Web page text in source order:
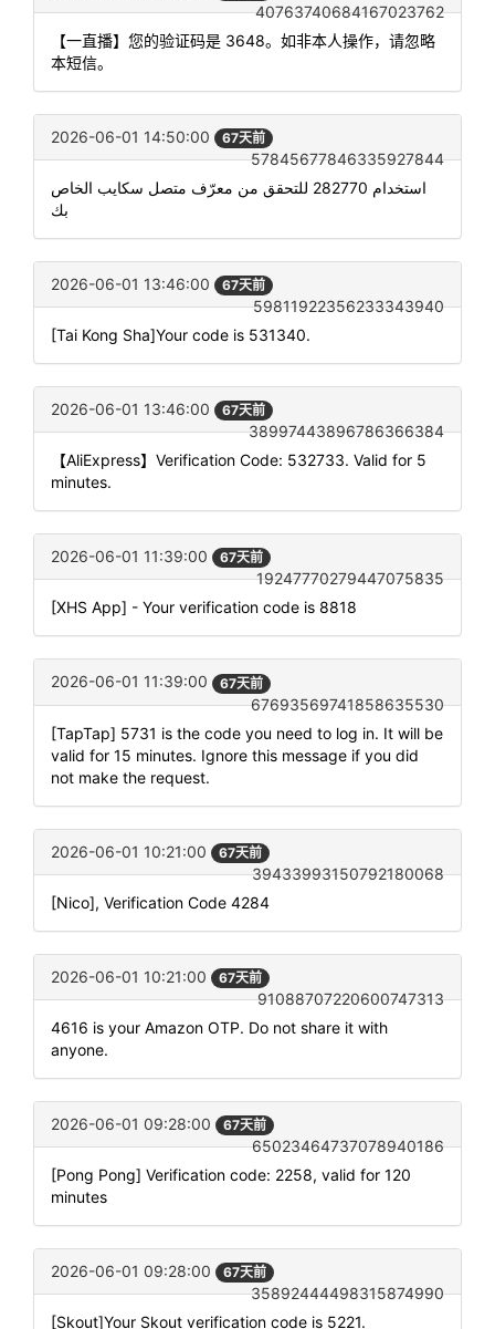
40763740684167023762
【一直播】您的验证码是 3648。如非本人操作，请忽略
本短信。
2026-06-01 14:50:00 67天前
57845677846335927844
استخدام 282770 للتحقق من معرّف متصل سكايب الخاص
بك
2026-06-01 13:46:00 67天前
59811922356233343940
[Tai Kong Sha]Your code is 531340.
2026-06-01 13:46:00 67天前
38997443896786366384
【AliExpress】Verification Code: 532733. Valid for 5
minutes.
2026-06-01 11:39:00 67天前
19247770279447075835
[XHS App] - Your verification code is 8818
2026-06-01 11:39:00 67天前
67693569741858635530
[TapTap] 5731 is the code you need to log in. It will be
valid for 15 minutes. Ignore this message if you did
not make the request.
2026-06-01 10:21:00 67天前
39433993150792180068
[Nico], Verification Code 4284
2026-06-01 10:21:00 67天前
91088707220600747313
4616 is your Amazon OTP. Do not share it with
anyone.
2026-06-01 09:28:00 67天前
65023464737078940186
[Pong Pong] Verification code: 2258, valid for 120
minutes
2026-06-01 09:28:00 67天前
35892444498315874990
[Skout]Your Skout verification code is 5221.